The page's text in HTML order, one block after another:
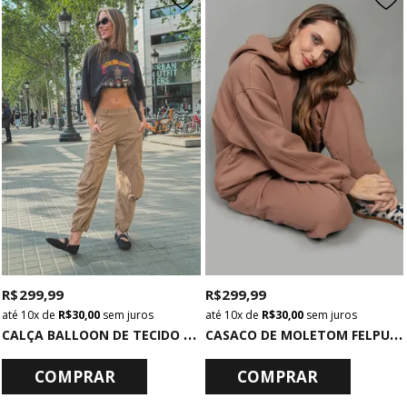
C
ALÇA BALLOON DE TECIDO COM BOLSOS CAQUI
R$ 299,99
10x de R$ 30,00 sem juros
COMPRAR
C
ASACO DE MOLETOM FELPUDO COM CAPUZ MARROM
R$ 299,99
10xde R$ 30,00sem juros
COMPRAR